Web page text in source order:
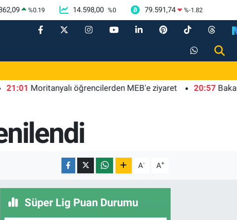
%0.19 14.598,00 %0 79.591,74 %-1.82
Moritanyalı öğrencilerden MEB'e ziyaret 20:57 Bakan
A- A+
Süper Lig Puan Durumu